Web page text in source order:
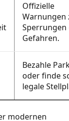
Offizielle
Warnungen
Sperrungen
Gefahren.
Bezahle
oder finde
legale
modernen